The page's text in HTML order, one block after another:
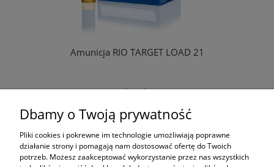
Amunicja RIO TARGET LOAD 21
ZAPYTAJ O PRODUKT
lub
tel: 413617021
Dbamy o Twoją prywatność
Pliki cookies i pokrewne im technologie umożliwiają poprawne
działanie strony i pomagają nam dostosować ofertę do Twoich
potrzeb. Możesz zaakceptować wykorzystanie przez nas wszystkich